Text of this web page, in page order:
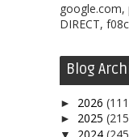
google.com,
DIRECT,
Blog
► 2026
► 2025
▼ 2024